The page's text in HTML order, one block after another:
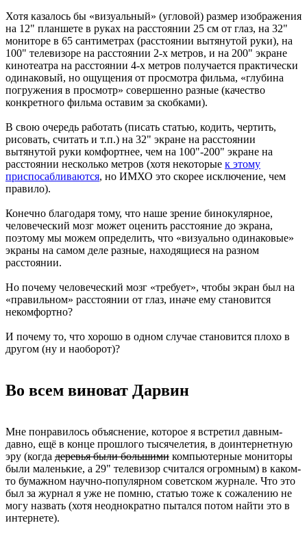
Хотя казалось бы «визуальный» (угловой) размер изображения
на 12" планшете в руках на расстоянии 25 см от глаз, на 32"
мониторе в 65 сантиметрах (расстоянии вытянутой руки), на
100" телевизоре на расстоянии 2-х метров, и на 200" экране
кинотеатра на расстоянии 4-х метров получается практически
одинаковый, но ощущения от просмотра фильма, «глубина
погружения в просмотр» совершенно разные (качество
конкретного фильма оставим за скобками).
В свою очередь работать (писать статью, кодить, чертить,
рисовать, считать и т.п.) на 32" экране на расстоянии
вытянутой руки комфортнее, чем на 100"-200" экране на
расстоянии несколько метров (хотя некоторые к этому
приспосабливаются, но ИМХО это скорее исключение, чем
правило).
Конечно благодаря тому, что наше зрение бинокулярное,
человеческий мозг может оценить расстояние до экрана,
поэтому мы можем определить, что «визуально одинаковые»
экраны на самом деле разные, находящиеся на разном
расстоянии.
Но почему человеческий мозг «требует», чтобы экран был на
«правильном» расстоянии от глаз, иначе ему становится
некомфортно?
И почему то, что хорошо в одном случае становится плохо в
другом (ну и наоборот)?
Во всем виноват Дарвин
Мне понравилось объяснение, которое я встретил давным-
давно, ещё в конце прошлого тысячелетия, в доинтернетную
эру (когда деревья были большими компьютерные мониторы
были маленькие, а 29" телевизор считался огромным) в каком-
то бумажном научно-популярном советском журнале. Что это
был за журнал я уже не помню, статью тоже к сожалению не
могу назвать (хотя неоднократно пытался потом найти это в
интернете).